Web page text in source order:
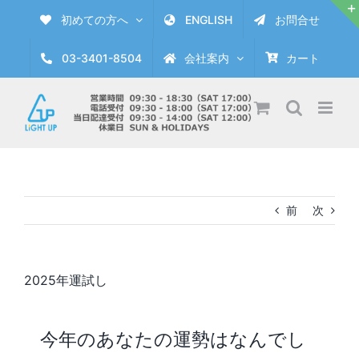
初めての方へ ENGLISH お問合せ
03-3401-8504 会社案内 カート
前 次
2025年運試し
今年のあなたの運勢はなんでし